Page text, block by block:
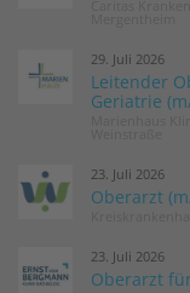
29. Juli 2026
Leitender
Geriatrie
23. Juli 2026
Oberarzt
23. Juli 2026
Oberarzt